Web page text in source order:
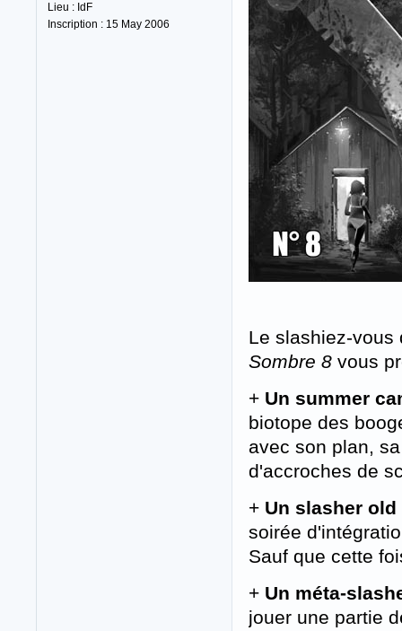
Lieu : IdF
Inscription : 15 May 2006
Le slashiez-vous
Sombre 8 vous
+ Un summer
biotope des
avec son plan,
d'accroches de
+ Un slasher
soirée
Sauf que cette
+ Un méta-
jouer une partie